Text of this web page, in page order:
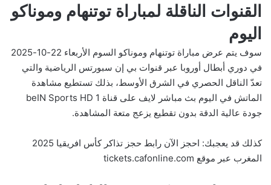
القنوات الناقلة لمباراة توتنهام وموناكو
اليوم
سوف يتم عرض مباراة توتنهام وموناكو السوم الأربعاء 22-10-2025
في دوري أبطال أوروبا عبر قنوات بي إن سبورتس الرياضية والتي
تعدّ الناقل الحصري في الشرق الأوسط، بذلك تستطيع مشاهدة
الماتش في اليوم بث مباشر لايف على قناة beIN Sports HD 1
جودة عالية الدقة بدون تقطيع يزعج متعة المشاهدة.
كذلك قد يعجبك:
احجز الآن رابط حجز تذاكر كأس افريقيا 2025
المغرب عبر موقع tickets.cafonline.com